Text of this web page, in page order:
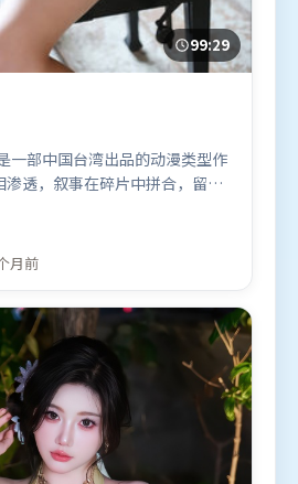
99:29
一部中国台湾出品的动漫类型作
透，叙事在碎片中拼合，留给
索多线并进，最终在关键节点
隆执导，马东锡、弗洛伦丝·
、基里安·墨菲等联袂出演。
题材的观众观看。
月前